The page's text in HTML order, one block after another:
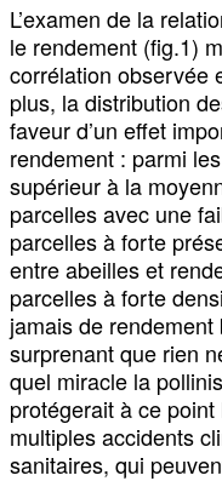
L’examen de la
le rendement (fig.1)
corrélation observée
plus, la distribution
faveur d’un effet
rendement : parmi
supérieur à la
parcelles avec une
parcelles à forte
entre abeilles et
parcelles à forte
jamais de rendement
surprenant que rien
quel miracle la
protégerait à ce
multiples accidents
sanitaires, qui